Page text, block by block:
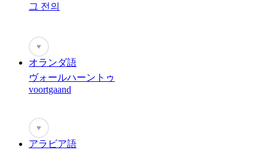
그 전의
♥
オランダ語
ヴォールハーントゥ
voortgaand
♥
アラビア語